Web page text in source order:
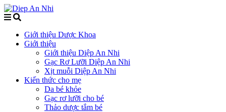
Giới thiệu Dược Khoa
Giới thiệu
Giới thiệu Diệp An Nhi
Gạc Rơ Lưỡi Diệp An Nhi
Xịt muỗi Diệp An Nhi
Kiến thức cho mẹ
Da bé khỏe
Gạc rơ lưỡi cho bé
Thảo dược tắm bé